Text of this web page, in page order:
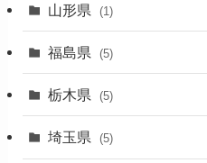
(1)
(1)
山形県 (1)
福島県 (5)
栃木県 (5)
埼玉県 (5)